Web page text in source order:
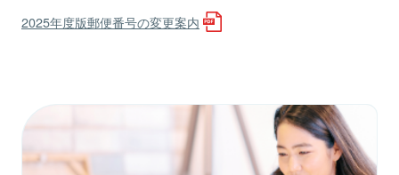
2025年度版郵便番号の変更案内